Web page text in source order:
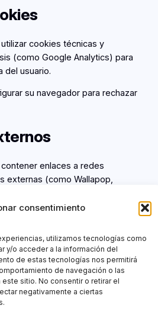
consentimiento
utilizamos tecnologías como
y/o acceder a la información del
de estas tecnologías nos permitirá
de navegación o las
sitio. No consentir o retirar el
negativamente a ciertas
cookies técnicas y
(como Google Analytics) para
del usuario.
su navegador para rechazar
enlaces a redes
externas (como Wallapop,
Brick Lane Vintage CB no
políticas de privacidad de
se reserva el derecho de
para adaptarla a
o cambios en el sitio web.